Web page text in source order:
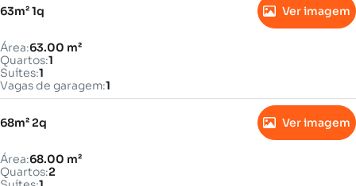
63m² 1q Ver imagem
Área:63.00 m²
Quartos:1
Suítes:1
Vagas de garagem:1
68m² 2q Ver imagem
Área:68.00 m²
Quartos:2